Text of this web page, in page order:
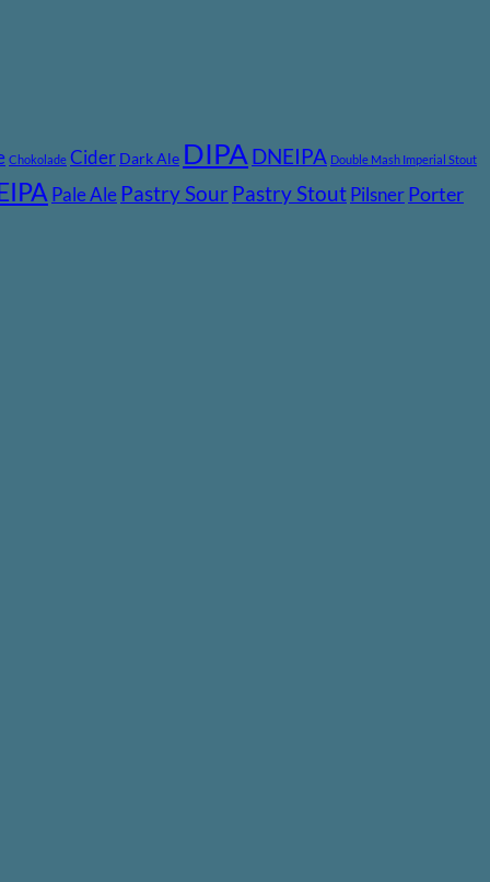
Chokolade Cider Dark Ale DIPA DNEIPA Double Mash Imperial Stout
Pale Ale Pastry Sour Pastry StoutPilsnerPorter